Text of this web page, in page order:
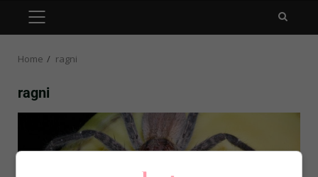
PRIMARY
MENU
Home ragni
ragni